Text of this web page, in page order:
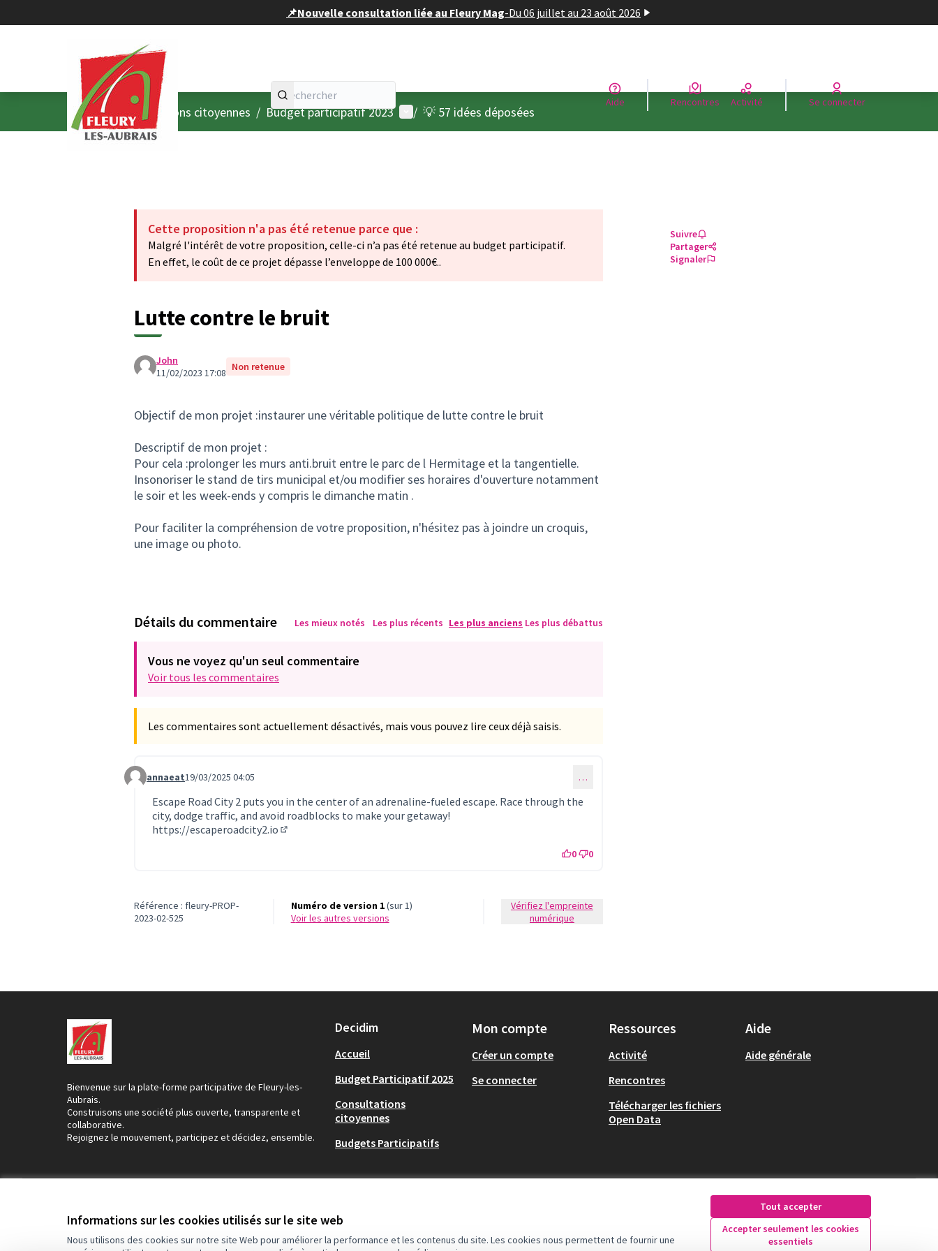
Informations sur les cookies utilisés sur le site web
Nous utilisons des cookies sur notre site Web pour améliorer la performance et les contenus du site. Les cookies nous permettent de fournir une
Tout accepter
Accepter seulement les cookies
essentiels
📌Nouvelle consultation liée au Fleury Mag-Du 06 juillet au 23 août 2026
Aide Rencontres Activité Se connecter
AccueilMenu principal
/ Consultations citoyennes / Budget participatif 2023 Menu utilisateur
/ 💡 57 idées déposées
Cette proposition n'a pas été retenue parce que :
Malgré l'intérêt de votre proposition, celle-ci n’a pas été retenue au budget participatif.
En effet, le coût de ce projet dépasse l’enveloppe de 100 000€..
Lutte contre le bruit
John
11/02/2023 17:08 Non retenue
Objectif de mon projet :instaurer une véritable politique de lutte contre le bruit
Descriptif de mon projet :
Pour cela :prolonger les murs anti.bruit entre le parc de l Hermitage et la tangentielle.
Insonoriser le stand de tirs municipal et/ou modifier ses horaires d'ouverture notamment
le soir et les week-ends y compris le dimanche matin .
Pour faciliter la compréhension de votre proposition, n'hésitez pas à joindre un croquis,
une image ou photo.
Suivre
Partager
Signaler
Détails du commentaire Les mieux notés Les plus récents Les plus anciens Les plus débattus
Vous ne voyez qu'un seul commentaire
Voir tous les commentaires
Les commentaires sont actuellement désactivés, mais vous pouvez lire ceux déjà saisis.
Commentaire 1035
annaeat19/03/2025 04:05 …
Escape Road City 2 puts you in the center of an adrenaline-fueled escape. Race through the
city, dodge traffic, and avoid roadblocks to make your getaway!
https://escaperoadcity2.io
0 0
Référence : fleury-PROP-
2023-02-525
Numéro de version 1(sur 1)
voir les autres versions
Vérifiez l'empreinte
numérique
Bienvenue sur la plate-forme participative de Fleury-les-
Aubrais.
Construisons une société plus ouverte, transparente et
collaborative.
Rejoignez le mouvement, participez et décidez, ensemble.
Decidim
Accueil
Budget Participatif 2025
Consultations
citoyennes
Budgets Participatifs
Mon compte
Créer un compte
Se connecter
Ressources
Activité
Rencontres
Télécharger les fichiers
Open Data
Aide
Aide générale